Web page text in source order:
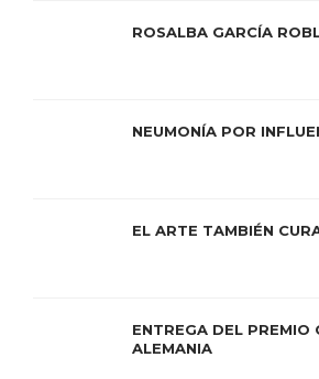
ROSALBA GARCÍA
NEUMONÍA POR
EL ARTE TAMBIÉN
ENTREGA DEL PREMIO
ALEMANIA